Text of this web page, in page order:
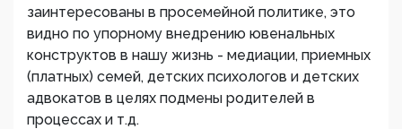
заинтересованы в просемейной политике, это
видно по упорному внедрению ювенальных
конструктов в нашу жизнь - медиации, приемных
(платных) семей, детских психологов и детских
адвокатов в целях подмены родителей в
процессах и т.д.